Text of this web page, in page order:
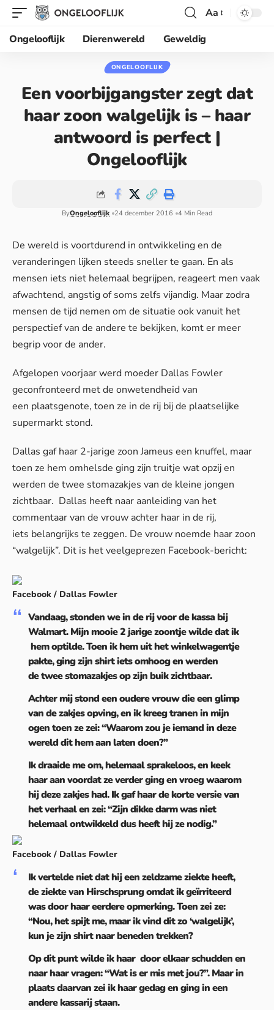
Aa
Ongelooflijk
Dierenwereld Geweldig
ONGELOOFLIJK
Een voorbijgangster zegt dat
haar zoon walgelijk is – haar
antwoord is perfect |
Ongelooflijk
ByOngelooflijk 24 december 2016 4 Min Read
De wereld is voortdurend in ontwikkeling en de
veranderingen lijken steeds sneller te gaan. En als
mensen iets niet helemaal begrijpen, reageert men vaak
afwachtend, angstig of soms zelfs vijandig. Maar zodra
mensen de tijd nemen om de situatie ook vanuit het
perspectief van de andere te bekijken, komt er meer
begrip voor de ander.
Afgelopen voorjaar werd moeder Dallas Fowler
geconfronteerd met de onwetendheid van
een plaatsgenote, toen ze in de rij bij de plaatselijke
supermarkt stond.
Dallas gaf haar 2-jarige zoon Jameus een knuffel, maar
toen ze hem omhelsde ging zijn truitje wat opzij en
werden de twee stomazakjes van de kleine jongen
zichtbaar. Dallas heeft naar aanleiding van het
commentaar van de vrouw achter haar in de rij,
iets belangrijks te zeggen. De vrouw noemde haar zoon
“walgelijk”. Dit is het veelgeprezen Facebook-bericht:
Facebook / Dallas Fowler
Vandaag, stonden we in de rij voor de kassa bij
Walmart. Mijn mooie 2 jarige zoontje wilde dat ik
hem optilde. Toen ik hem uit het winkelwagentje
pakte, ging zijn shirt iets omhoog en werden
de twee stomazakjes op zijn buik zichtbaar.
Achter mij stond een oudere vrouw die een glimp
van de zakjes opving, en ik kreeg tranen in mijn
ogen toen ze zei: “Waarom zou je iemand in deze
wereld dit hem aan laten doen?”
Ik draaide me om, helemaal sprakeloos, en keek
haar aan voordat ze verder ging en vroeg waarom
hij deze zakjes had. Ik gaf haar de korte versie van
het verhaal en zei: “Zijn dikke darm was niet
helemaal ontwikkeld dus heeft hij ze nodig.”
Facebook / Dallas Fowler
Ik vertelde niet dat hij een zeldzame ziekte heeft,
de ziekte van Hirschsprung omdat ik geïrriteerd
was door haar eerdere opmerking. Toen zei ze:
“Nou, het spijt me, maar ik vind dit zo ‘walgelijk’,
kun je zijn shirt naar beneden trekken?
Op dit punt wilde ik haar door elkaar schudden en
naar haar vragen: “Wat is er mis met jou?”. Maar in
plaats daarvan zei ik haar gedag en ging in een
andere kassarij staan.